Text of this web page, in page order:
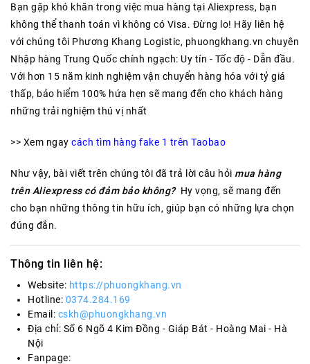
Bạn gặp khó khăn trong việc mua hàng tại Aliexpress, bạn
không thể thanh toán vì không có Visa. Đừng lo! Hãy liên hệ
với chúng tôi Phương Khang Logistic, phuongkhang.vn chuyên
Nhập hàng Trung Quốc chính ngạch: Uy tín - Tốc độ - Dẫn đầu.
Với hơn 15 năm kinh nghiệm vận chuyển hàng hóa với tỷ giá
thấp, bảo hiểm 100% hứa hẹn sẽ mang đến cho khách hàng
những trải nghiệm thú vị nhất
>> Xem ngay cách tìm hàng fake 1 trên Taobao
Như vậy, bài viết trên chúng tôi đã trả lời câu hỏi mua hàng
trên Aliexpress có đảm bảo không?Hy vọng, sẽ mang đến
cho bạn những thông tin hữu ích, giúp bạn có những lựa chọn
đúng đắn.
Thông tin liên hệ:
Website: https://phuongkhang.vn
Hotline: 0374.284.169
Email: cskh@phuongkhang.vn
Địa chỉ: Số 6 Ngõ 4 Kim Đồng - Giáp Bát - Hoàng Mai - Hà
Nội
Fanpage: